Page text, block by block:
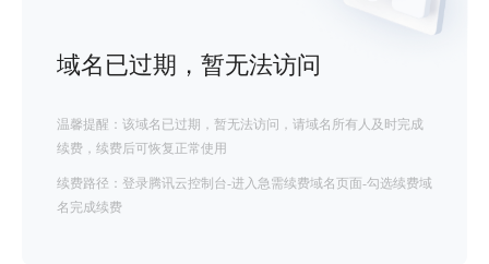
域名已过期，暂无法访问
温馨提醒：该域名已过期，暂无法访问，请域名所有人及时完成
续费，续费后可恢复正常使用
续费路径：登录腾讯云控制台-进入急需续费域名页面-勾选续费域
名完成续费